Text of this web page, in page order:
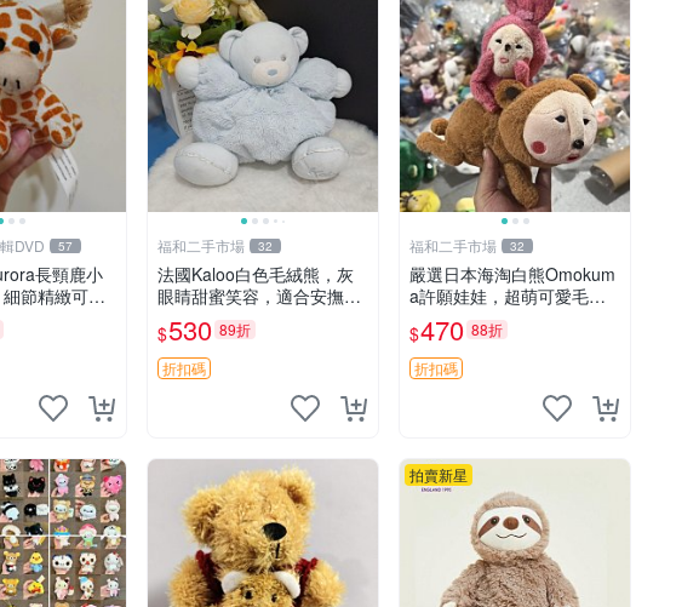
DVD 57
長頸鹿小
節精緻可聆
萌可愛 定制
新手媽咪推
搖鈴
福和二手市場 32
法國Kaloo白色毛絨熊，灰
眼睛甜蜜笑容，適合安撫逗
趣可愛，柔軟面料手感佳。
14 白色安撫熊 毛絨玩具 寶
寶逗樂具
$530 89折
折扣碼
福和二手市場 32
嚴選日本海淘白熊Omokum
a許願娃娃，超萌可愛毛絨
公仔推薦收藏 白熊 Omoku
ma 毛絨玩具 偽裝娃娃 玩具
擺飾
$470 88折
折扣碼
拍賣新星